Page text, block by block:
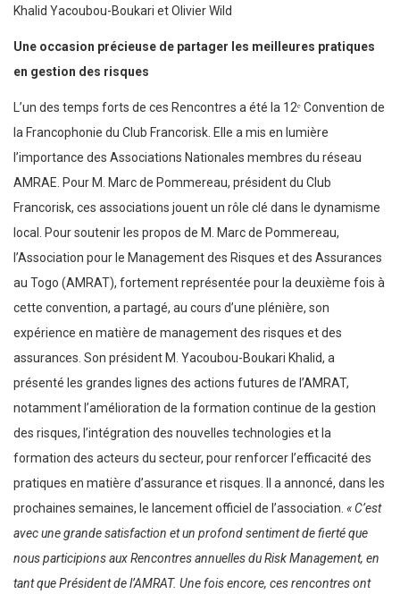
Khalid Yacoubou-Boukari et Olivier Wild
Une occasion précieuse de partager les meilleures pratiques
en gestion des risques
L’un des temps forts de ces Rencontres a été la 12ᵉ Convention de
la Francophonie du Club Francorisk. Elle a mis en lumière
l’importance des Associations Nationales membres du réseau
AMRAE. Pour M. Marc de Pommereau, président du Club
Francorisk, ces associations jouent un rôle clé dans le dynamisme
local. Pour soutenir les propos de M. Marc de Pommereau,
l’Association pour le Management des Risques et des Assurances
au Togo (AMRAT), fortement représentée pour la deuxième fois à
cette convention, a partagé, au cours d’une plénière, son
expérience en matière de management des risques et des
assurances. Son président M. Yacoubou-Boukari Khalid, a
présenté les grandes lignes des actions futures de l’AMRAT,
notamment l’amélioration de la formation continue de la gestion
des risques, l’intégration des nouvelles technologies et la
formation des acteurs du secteur, pour renforcer l’efficacité des
pratiques en matière d’assurance et risques. Il a annoncé, dans les
prochaines semaines, le lancement officiel de l’association. « C’est
avec une grande satisfaction et un profond sentiment de fierté que
nous participions aux Rencontres annuelles du Risk Management, en
tant que Président de l’AMRAT. Une fois encore, ces rencontres ont